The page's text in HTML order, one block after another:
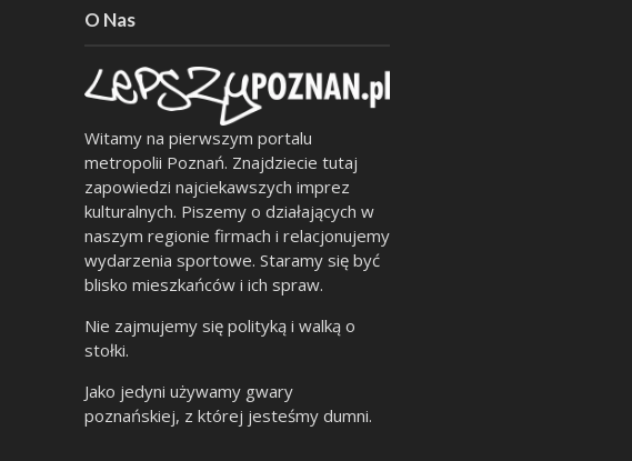
O Nas
Witamy na pierwszym portalu
metropolii Poznań. Znajdziecie tutaj
zapowiedzi najciekawszych imprez
kulturalnych. Piszemy o działających w
naszym regionie firmach i relacjonujemy
wydarzenia sportowe. Staramy się być
blisko mieszkańców i ich spraw.
Nie zajmujemy się polityką i walką o
stołki.
Jako jedyni używamy gwary
poznańskiej, z której jesteśmy dumni.